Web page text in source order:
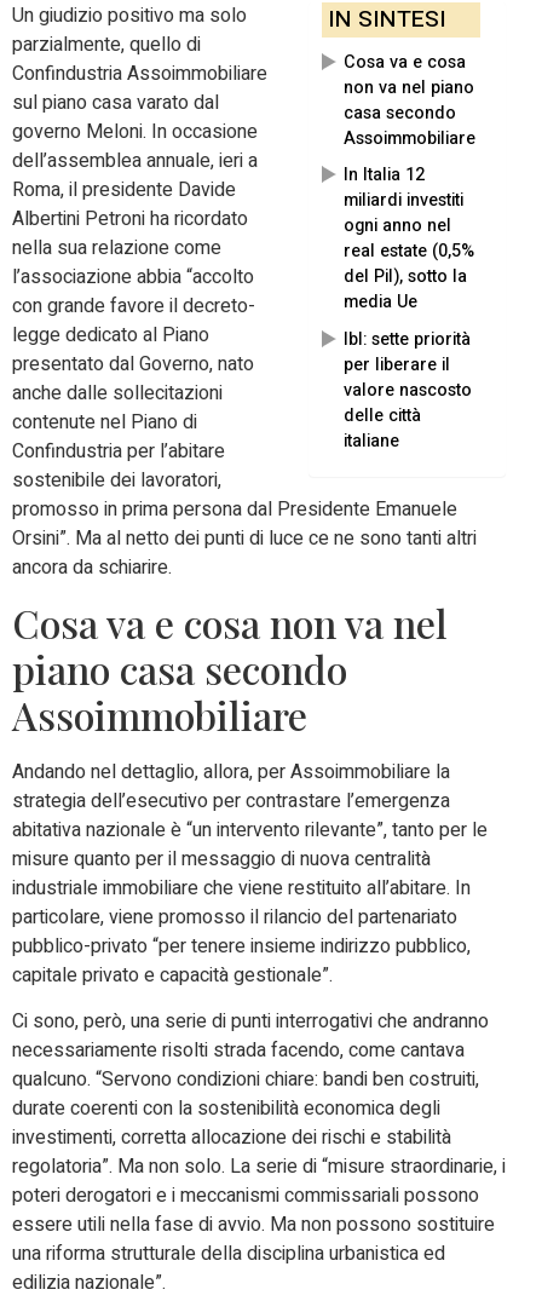
IN SINTESI
Cosa va e cosa
non va nel piano
casa secondo
Assoimmobiliare
In Italia 12
miliardi investiti
ogni anno nel
real estate (0,5%
del Pil), sotto la
media Ue
Ibl: sette priorità
per liberare il
valore nascosto
delle città
italiane
Un giudizio positivo ma solo
parzialmente, quello di
Confindustria Assoimmobiliare
sul piano casa varato dal
governo Meloni. In occasione
dell’assemblea annuale, ieri a
Roma, il presidente Davide
Albertini Petroni ha ricordato
nella sua relazione come
l’associazione abbia “accolto
con grande favore il decreto-
legge dedicato al Piano
presentato dal Governo, nato
anche dalle sollecitazioni
contenute nel Piano di
Confindustria per l’abitare
sostenibile dei lavoratori,
promosso in prima persona dal Presidente Emanuele
Orsini”. Ma al netto dei punti di luce ce ne sono tanti altri
ancora da schiarire.
Cosa va e cosa non va nel
piano casa secondo
Assoimmobiliare
Andando nel dettaglio, allora, per Assoimmobiliare la
strategia dell’esecutivo per contrastare l’emergenza
abitativa nazionale è “un intervento rilevante”, tanto per le
misure quanto per il messaggio di nuova centralità
industriale immobiliare che viene restituito all’abitare. In
particolare, viene promosso il rilancio del partenariato
pubblico-privato “per tenere insieme indirizzo pubblico,
capitale privato e capacità gestionale”.
Ci sono, però, una serie di punti interrogativi che andranno
necessariamente risolti strada facendo, come cantava
qualcuno. “Servono condizioni chiare: bandi ben costruiti,
durate coerenti con la sostenibilità economica degli
investimenti, corretta allocazione dei rischi e stabilità
regolatoria”. Ma non solo. La serie di “misure straordinarie, i
poteri derogatori e i meccanismi commissariali possono
essere utili nella fase di avvio. Ma non possono sostituire
una riforma strutturale della disciplina urbanistica ed
edilizia nazionale”.